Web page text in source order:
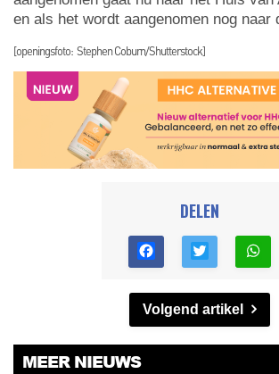
en als het wordt aangenomen nog naar
[openingsfoto: Stephen Coburn/Shutterstock]
DELEN
Volgend artikel
MEER NIEUWS